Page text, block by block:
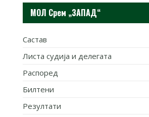
МОЛ Срем „ЗАПАД“
Састав
Листа судија и делегата
Распоред
Билтени
Резултати